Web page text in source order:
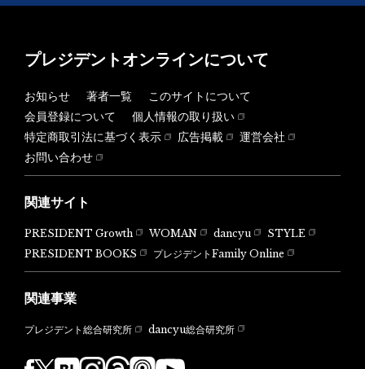
プレジデントオンラインについて
お知らせ 著者一覧
このサイトについて
会員登録について
個人情報の取り扱い
特定商取引法に基づく表示
広告掲載
運営会社
お問い合わせ
関連サイト
PRESIDENT Growth WOMAN dancyu
STYLE
PRESIDENT BOOKS
プレジデントFamily Online
関連事業
プレジデント総合研究所 dancyu総合研究所